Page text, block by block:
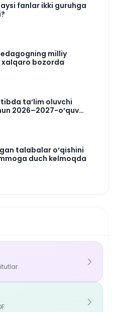
fanlar ikki guruhga
milliy
xalqaro bozorda
ta‘lim oluvchi
2026–2027-o‘quv
talabalar o‘qishini
duch kelmoqda